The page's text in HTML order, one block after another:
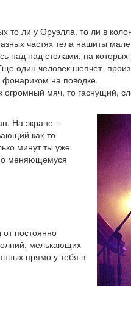
то ли у Оруэлла, то ли в
частях тела нашиты
над над столами, на
один человек шепчет-
на поводке.
огромный мяч, то гаснущий,
На экране -
как-то
минут ты уже
меняющемуся
от постоянно
мелькающих
прямо у тебя в